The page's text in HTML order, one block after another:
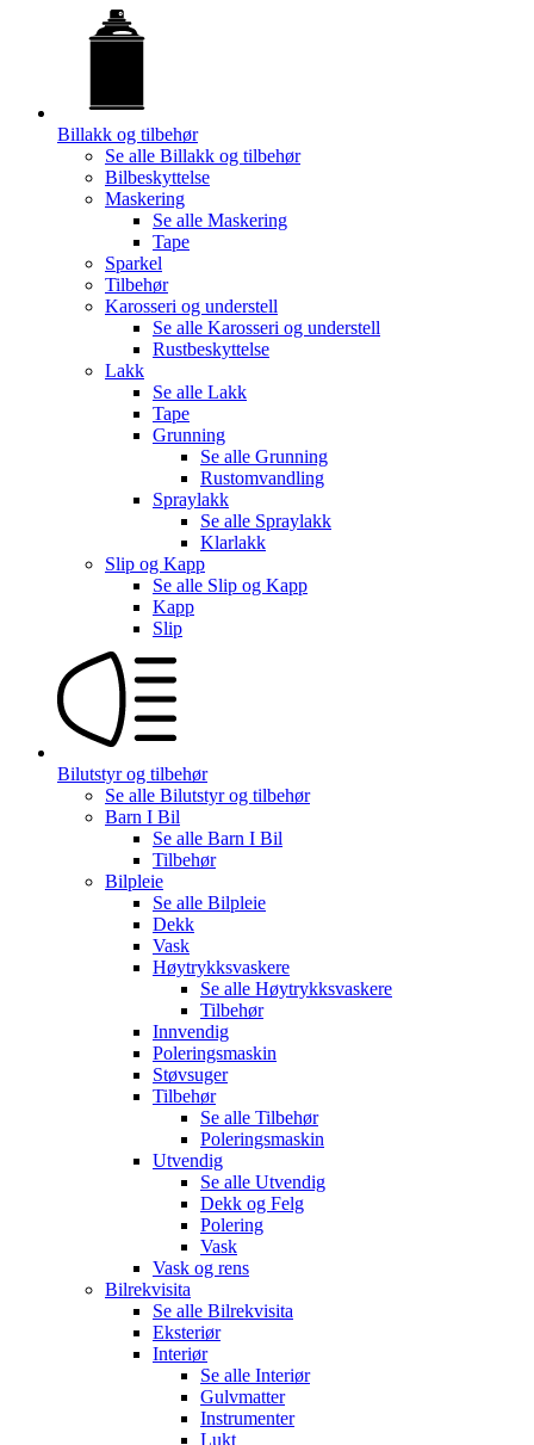
Billakk og tilbehør
Se alle Billakk og tilbehør
Bilbeskyttelse
Maskering
Se alle Maskering
Tape
Sparkel
Tilbehør
Karosseri og understell
Se alle Karosseri og understell
Rustbeskyttelse
Lakk
Se alle Lakk
Tape
Grunning
Se alle Grunning
Rustomvandling
Spraylakk
Se alle Spraylakk
Klarlakk
Slip og Kapp
Se alle Slip og Kapp
Kapp
Slip
Bilutstyr og tilbehør
Se alle Bilutstyr og tilbehør
Barn I Bil
Se alle Barn I Bil
Tilbehør
Bilpleie
Se alle Bilpleie
Dekk
Vask
Høytrykksvaskere
Se alle Høytrykksvaskere
Tilbehør
Innvendig
Poleringsmaskin
Støvsuger
Tilbehør
Se alle Tilbehør
Poleringsmaskin
Utvendig
Se alle Utvendig
Dekk og Felg
Polering
Vask
Vask og rens
Bilrekvisita
Se alle Bilrekvisita
Eksteriør
Interiør
Se alle Interiør
Gulvmatter
Instrumenter
Lukt